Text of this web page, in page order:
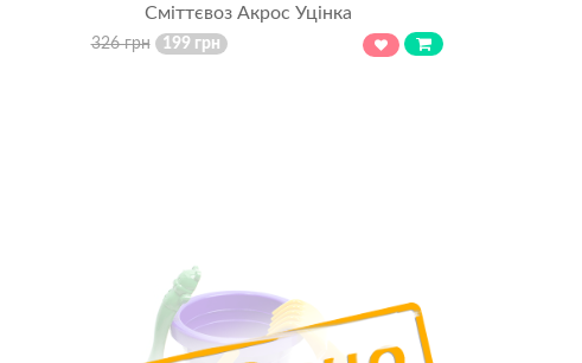
Сміттєвоз Акрос Уцінка
326 грн 199 грн